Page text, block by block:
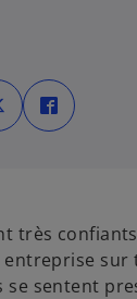
’
o
u
u
n
n
o
u
v
’
o
u
n
n
o
u
v
très
sur
sentent